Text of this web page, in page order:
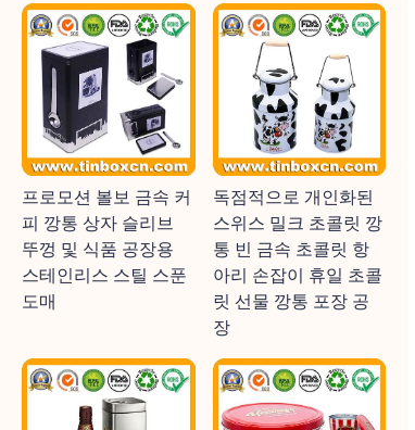
프로모션 볼보 금속 커
피 깡통 상자 슬리브
뚜껑 및 식품 공장용
스테인리스 스틸 스푼
도매
독점적으로 개인화된
스위스 밀크 초콜릿 깡
통 빈 금속 초콜릿 항
아리 손잡이 휴일 초콜
릿 선물 깡통 포장 공
장